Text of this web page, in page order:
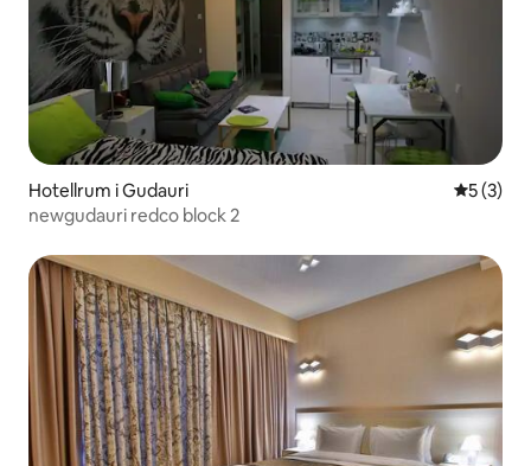
Hotellrum i Gudauri 5 av 5 i
5 (3)
newgudauri redco block 2